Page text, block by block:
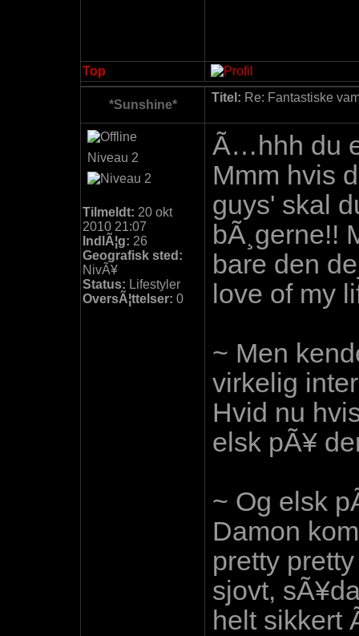
Top
*Sunshine*
Titel: Re: Fantastiske
Niveau 2
Tilmeldt: 20 okt
2010 21:07
IndlÃ¦g: 26
Geografisk sted:
NivÃ¥
Status: Lifestyler
OversÃ¦ttelser: 0
Ã…hhh du
Mmm hvis
guys' skal
bÃ¸gerne!!
bare den
love of my
~ Men
virkelig
Hvid nu
elsk pÃ¥
~ Og elsk
Damon
pretty
sjovt,
helt sikkert